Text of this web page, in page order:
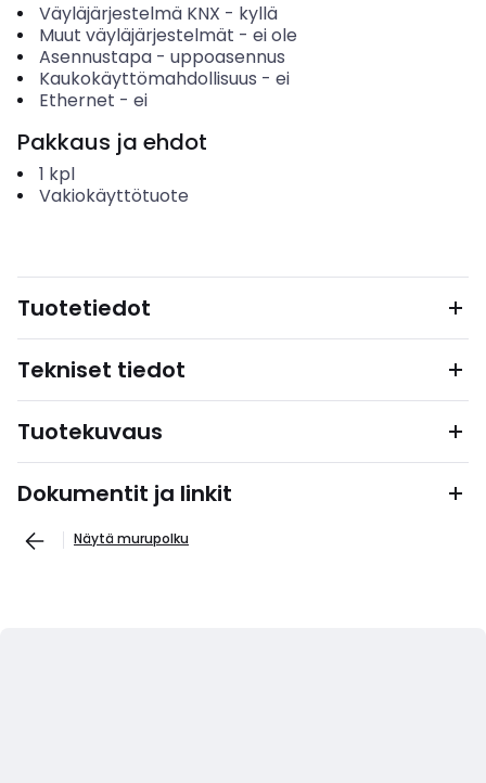
Väyläjärjestelmä KNX - kyllä
Muut väyläjärjestelmät - ei ole
Asennustapa- uppoasennus
Kaukokäyttömahdollisuus - ei
Ethernet - ei
Pakkaus ja ehdot
1 kpl
Vakiokäyttötuote
Tuotetiedot
Tekniset tiedot
Tuotekuvaus
Dokumentit ja linkit
Näytä murupolku